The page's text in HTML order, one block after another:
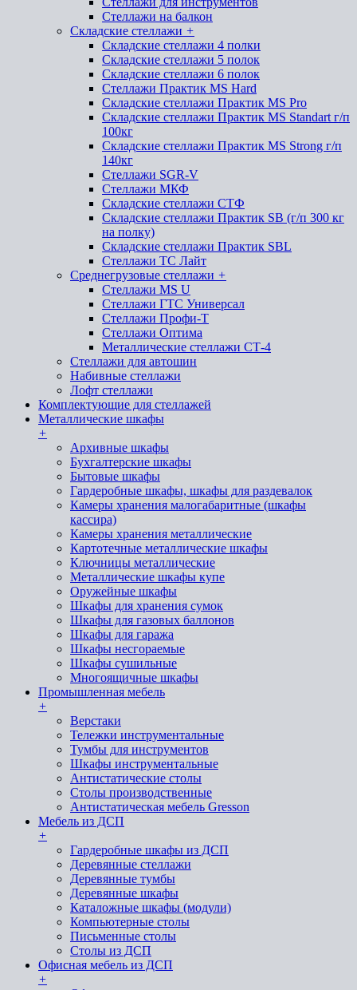
Стеллажи на балкон
Складские стеллажи +
Складские стеллажи 4 полки
Складские стеллажи 5 полок
Складские стеллажи 6 полок
Стеллажи Практик MS Hard
Складские стеллажи Практик MS Pro
Складские стеллажи Практик MS Standart г/п
100кг
Складские стеллажи Практик MS Strong г/п
140кг
Стеллажи SGR-V
Стеллажи МКФ
Складские стеллажи СТФ
Складские стеллажи Практик SB (г/п 300 кг
на полку)
Складские стеллажи Практик SBL
Стеллажи ТС Лайт
Среднегрузовые стеллажи +
Стеллажи MS U
Стеллажи ГТС Универсал
Стеллажи Профи-Т
Стеллажи Оптима
Металлические стеллажи СТ-4
Стеллажи для автошин
Набивные стеллажи
Лофт стеллажи
Комплектующие для стеллажей
Металлические шкафы
+
Архивные шкафы
Бухгалтерские шкафы
Бытовые шкафы
Гардеробные шкафы, шкафы для раздевалок
Камеры хранения малогабаритные (шкафы
кассира)
Камеры хранения металлические
Картотечные металлические шкафы
Ключницы металлические
Металлические шкафы купе
Оружейные шкафы
Шкафы для хранения сумок
Шкафы для газовых баллонов
Шкафы для гаража
Шкафы несгораемые
Шкафы сушильные
Многоящичные шкафы
Промышленная мебель
+
Верстаки
Тележки инструментальные
Тумбы для инструментов
Шкафы инструментальные
Антистатические столы
Столы производственные
Антистатическая мебель Gresson
Мебель из ДСП
+
Гардеробные шкафы из ДСП
Деревянные стеллажи
Деревянные тумбы
Деревянные шкафы
Каталожные шкафы (модули)
Компьютерные столы
Письменные столы
Столы из ДСП
Офисная мебель из ДСП
+